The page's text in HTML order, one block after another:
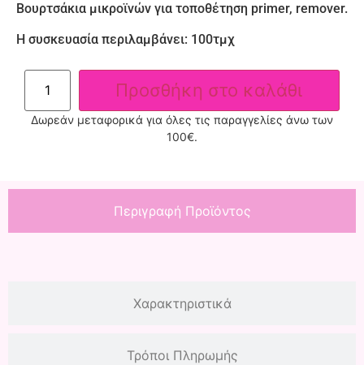
Βουρτσάκια μικροϊνών για τοποθέτηση primer, remover.
Η συσκευασία περιλαμβάνει: 100τμχ
Προσθήκη στο καλάθι
Δωρεάν μεταφορικά για όλες τις παραγγελίες άνω των
100€.
Περιγραφή Προϊόντος
Χαρακτηριστικά
Τρόποι Πληρωμής